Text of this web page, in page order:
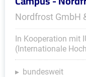
Nordfrost GmbH
In Kooperation mit
(Internationale
bundesweit